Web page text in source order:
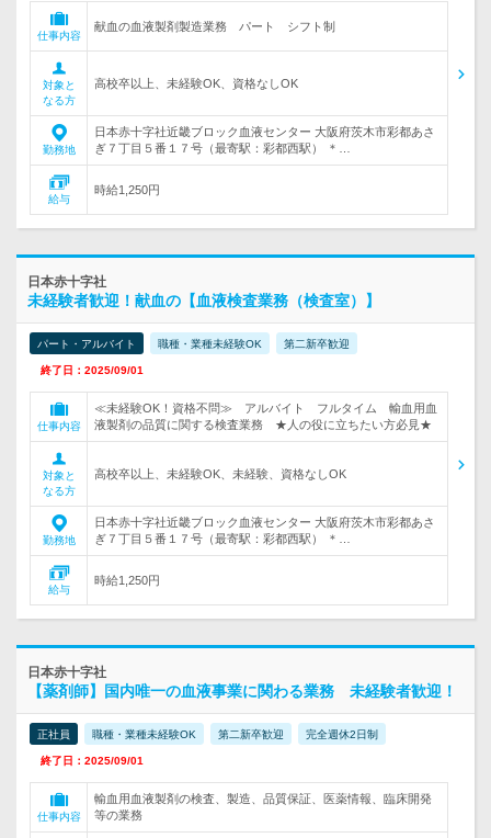
仕事内容
献血の血液製剤製造業務 パート シフト制
対象と
なる方
高校卒以上、未経験OK、資格なしOK
勤務地
日本赤十字社近畿ブロック血液センター 大阪府茨木市彩都あさ
ぎ７丁目５番１７号（最寄駅：彩都西駅） ＊…
給与
時給1,250円
日本赤十字社
未経験者歓迎！献血の【血液検査業務（検査室）】
パート・アルバイト 職種・業種未経験OK 第二新卒歓迎
終了日：2025/09/01
仕事内容
≪未経験OK！資格不問≫ アルバイト フルタイム 輸血用血
液製剤の品質に関する検査業務 ★人の役に立ちたい方必見★
対象と
なる方
高校卒以上、未経験OK、未経験、資格なしOK
勤務地
日本赤十字社近畿ブロック血液センター 大阪府茨木市彩都あさ
ぎ７丁目５番１７号（最寄駅：彩都西駅） ＊…
給与
時給1,250円
日本赤十字社
【薬剤師】国内唯一の血液事業に関わる業務 未経験者歓迎！
正社員 職種・業種未経験OK 第二新卒歓迎 完全週休2日制
終了日：2025/09/01
仕事内容
輸血用血液製剤の検査、製造、品質保証、医薬情報、臨床開発
等の業務